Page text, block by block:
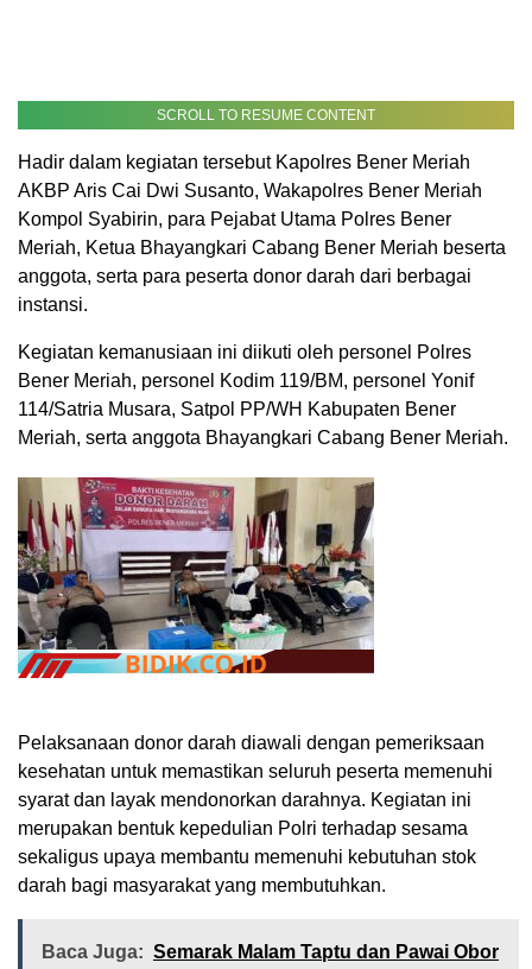
SCROLL TO RESUME CONTENT
Hadir dalam kegiatan tersebut Kapolres Bener Meriah
AKBP Aris Cai Dwi Susanto, Wakapolres Bener Meriah
Kompol Syabirin, para Pejabat Utama Polres Bener
Meriah, Ketua Bhayangkari Cabang Bener Meriah beserta
anggota, serta para peserta donor darah dari berbagai
instansi.
Kegiatan kemanusiaan ini diikuti oleh personel Polres
Bener Meriah, personel Kodim 119/BM, personel Yonif
114/Satria Musara, Satpol PP/WH Kabupaten Bener
Meriah, serta anggota Bhayangkari Cabang Bener Meriah.
Pelaksanaan donor darah diawali dengan pemeriksaan
kesehatan untuk memastikan seluruh peserta memenuhi
syarat dan layak mendonorkan darahnya. Kegiatan ini
merupakan bentuk kepedulian Polri terhadap sesama
sekaligus upaya membantu memenuhi kebutuhan stok
darah bagi masyarakat yang membutuhkan.
Baca Juga: Semarak Malam Taptu dan Pawai Obor